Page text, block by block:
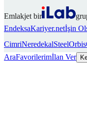
Emlakjet bir
EndeksaKariyer.netİşin
CimriNeredekalSteelOrbis
AraFavorilerimİlan Ver